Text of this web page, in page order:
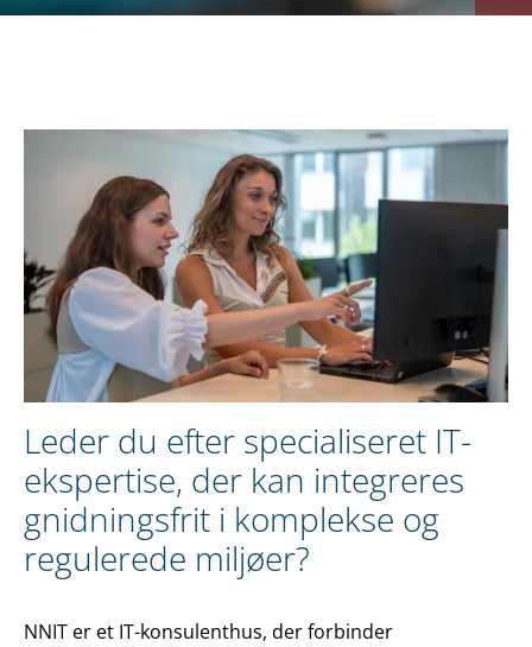
Leder du efter specialiseret IT-
ekspertise, der kan integreres
gnidningsfrit i komplekse og
regulerede miljøer?
NNIT er et IT-konsulenthus, der forbinder